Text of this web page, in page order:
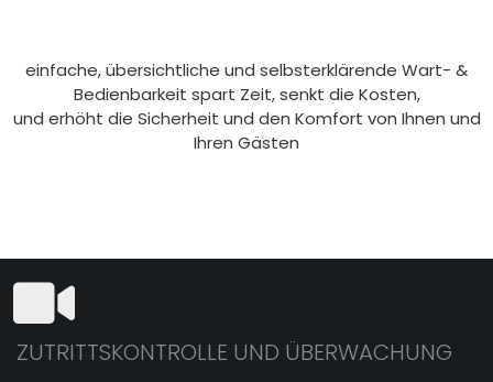
einfache, übersichtliche und selbsterklärende Wart- &
Bedienbarkeit spart Zeit, senkt die Kosten,
und erhöht die Sicherheit und den Komfort von Ihnen und
Ihren Gästen
ZUTRITTSKONTROLLE UND ÜBERWACHUNG